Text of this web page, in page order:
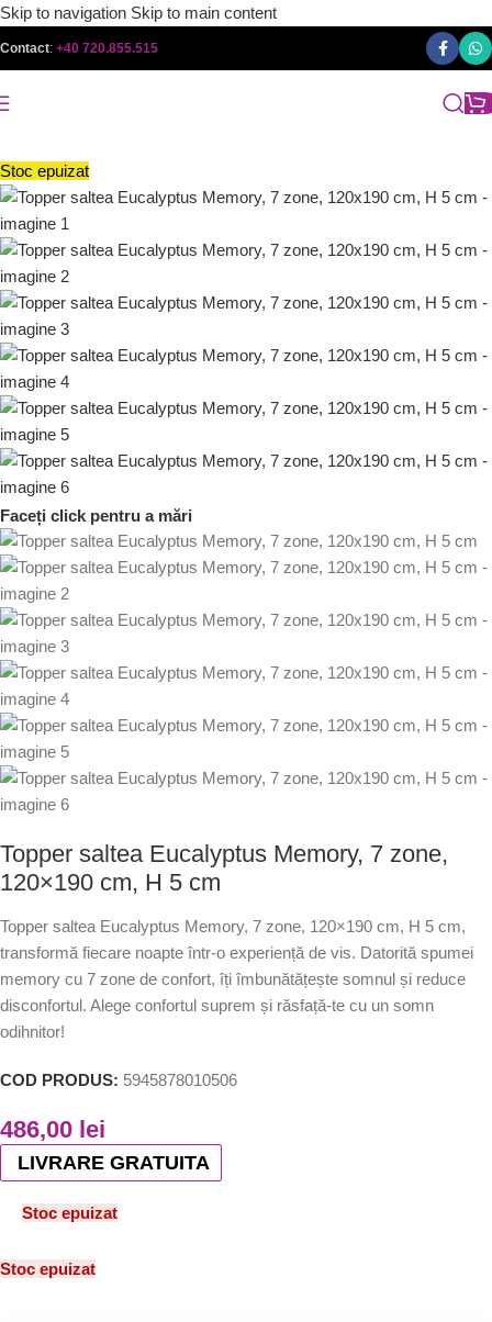
Skip to navigation Skip to main content
Contact: +40 720.855.515
Stoc epuizat
Faceți click pentru a mări
Topper saltea Eucalyptus Memory, 7 zone,
120×190 cm, H 5 cm
Topper saltea Eucalyptus Memory, 7 zone, 120×190 cm, H 5 cm,
transformă fiecare noapte într-o experiență de vis. Datorită spumei
memory cu 7 zone de confort, îți îmbunătățește somnul și reduce
disconfortul. Alege confortul suprem și răsfață-te cu un somn
odihnitor!
COD PRODUS: 5945878010506
486,00 lei
LIVRARE GRATUITA
Stoc epuizat
Stoc epuizat